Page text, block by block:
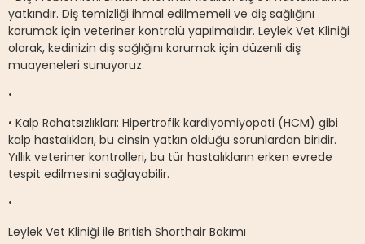
yatkındır. Diş temizliği ihmal edilmemeli ve diş sağlığını
korumak için veteriner kontrolü yapılmalıdır. Leylek Vet Kliniği
olarak, kedinizin diş sağlığını korumak için düzenli diş
muayeneleri sunuyoruz.
•
• Kalp Rahatsızlıkları: Hipertrofik kardiyomiyopati (HCM) gibi
kalp hastalıkları, bu cinsin yatkın olduğu sorunlardan biridir.
Yıllık veteriner kontrolleri, bu tür hastalıkların erken evrede
tespit edilmesini sağlayabilir.
•
Leylek Vet Kliniği ile British Shorthair Bakımı